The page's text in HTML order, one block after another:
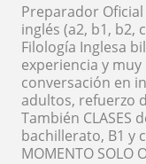
Preparador Oficial
inglés (a2, b1, b2,
Filología Inglesa
experiencia y
conversación en
adultos, refuerzo
También CLASES
bachillerato, B1 y
MOMENTO SOLO